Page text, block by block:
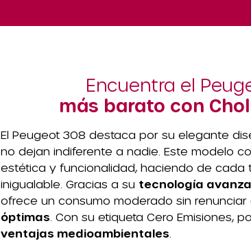
Encuentra el
más barato con
El Peugeot 308 destaca por su elegante
no dejan indiferente a nadie. Este modelo
estética y funcionalidad, haciendo de cada
inigualable. Gracias a su tecnología
ofrece un consumo moderado sin renunciar
óptimas . Con su etiqueta Cero Emisiones,
ventajas medioambientales